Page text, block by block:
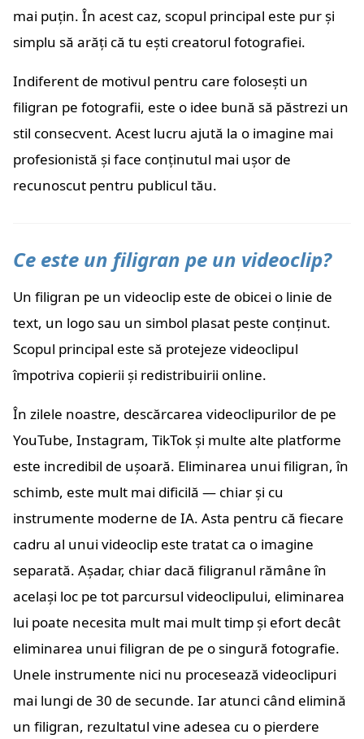
mai puțin. În acest caz, scopul principal este pur și
simplu să arăți că tu ești creatorul fotografiei.
Indiferent de motivul pentru care folosești un
filigran pe fotografii, este o idee bună să păstrezi un
stil consecvent. Acest lucru ajută la o imagine mai
profesionistă și face conținutul mai ușor de
recunoscut pentru publicul tău.
Ce este un filigran pe un videoclip?
Un filigran pe un videoclip este de obicei o linie de
text, un logo sau un simbol plasat peste conținut.
Scopul principal este să protejeze videoclipul
împotriva copierii și redistribuirii online.
În zilele noastre, descărcarea videoclipurilor de pe
YouTube, Instagram, TikTok și multe alte platforme
este incredibil de ușoară. Eliminarea unui filigran, în
schimb, este mult mai dificilă — chiar și cu
instrumente moderne de IA. Asta pentru că fiecare
cadru al unui videoclip este tratat ca o imagine
separată. Așadar, chiar dacă filigranul rămâne în
același loc pe tot parcursul videoclipului, eliminarea
lui poate necesita mult mai mult timp și efort decât
eliminarea unui filigran de pe o singură fotografie.
Unele instrumente nici nu procesează videoclipuri
mai lungi de 30 de secunde. Iar atunci când elimină
un filigran, rezultatul vine adesea cu o pierdere